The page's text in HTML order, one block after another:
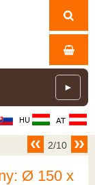
►
2/10
Ø 150 x